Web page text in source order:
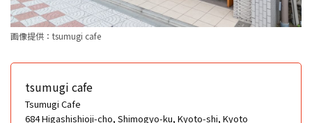
画像提供：tsumugi cafe
tsumugi cafe
Tsumugi Cafe
684 Higashishioji-cho, Shimogyo-ku, Kyoto-shi, Kyoto